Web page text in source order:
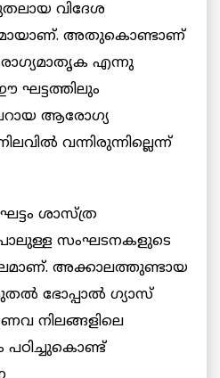
വിദേശ
അതുകൊണ്ടാണ്
എന്നു
ഘട്ടത്തിലും
ആരോഗ്യ
വന്നിരുന്നില്ലെന്ന്
ഘട്ടം ശാസ്ത്ര
സംഘടനകളുടെ
അക്കാലത്തുണ്ടായ
ഭോപ്പാല്‍ ഗ്യാസ്
നിലങ്ങളിലെ
പഠിച്ചുകൊണ്ട്